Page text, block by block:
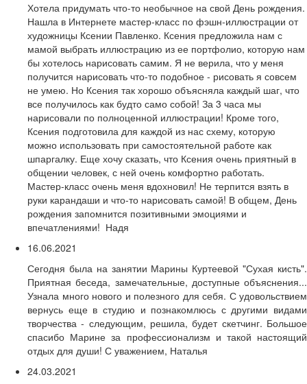
Хотела придумать что-то необычное на свой День рождения.
Нашла в Интернете мастер-класс по фэшн-иллюстрации от
художницы Ксении Павленко. Ксения предложила нам с
мамой выбрать иллюстрацию из ее портфолио, которую нам
бы хотелось нарисовать самим. Я не верила, что у меня
получится нарисовать что-то подобное - рисовать я совсем
не умею. Но Ксения так хорошо объясняла каждый шаг, что
все получилось как будто само собой! За 3 часа мы
нарисовали по полноценной иллюстрации! Кроме того,
Ксения подготовила для каждой из нас схему, которую
можно использовать при самостоятельной работе как
шпаргалку. Еще хочу сказать, что Ксения очень приятный в
общении человек, с ней очень комфортно работать.
Мастер-класс очень меня вдохновил! Не терпится взять в
руки карандаши и что-то нарисовать самой! В общем, День
рождения запомнится позитивными эмоциями и
впечатлениями! Надя
16.06.2021
Сегодня была на занятии Марины Куртеевой "Сухая кисть".
Приятная беседа, замечательные, доступные объяснения...
Узнала много нового и полезного для себя. С удовольствием
вернусь еще в студию и познакомлюсь с другими видами
творчества - следующим, решила, будет скетчинг. Большое
спасибо Марине за профессионализм и такой настоящий
отдых для души! С уважением, Наталья
24.03.2021